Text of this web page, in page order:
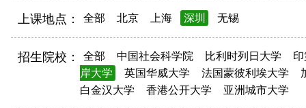
上课地点： 全部 北京 上海 深圳 无锡
招生院校： 全部 中国社会科学院 比利时列日大学
岸大学
英国华威大学 法国蒙彼利埃大学
白金汉大学
香港公开大学 亚洲城市大学